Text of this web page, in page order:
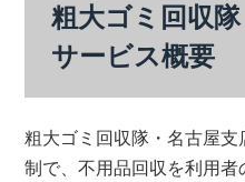
粗大ゴミ回収
サービス概要
粗大ゴミ回収隊・名古屋
制で、不用品回収を利用者